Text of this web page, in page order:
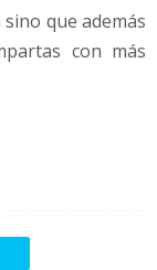
que además
con más